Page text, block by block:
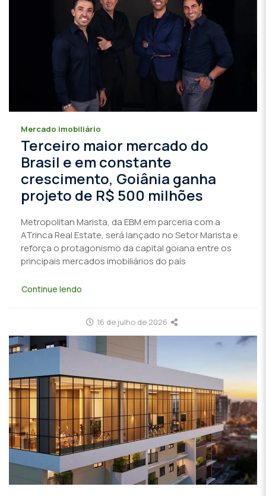
Mercado imobiliário
Terceiro maior mercado do
Brasil e em constante
crescimento, Goiânia ganha
projeto de R$ 500 milhões
Metropolitan Marista, da EBM em parceria com a
ATrinca Real Estate, será lançado no Setor Marista e
reforça o protagonismo da capital goiana entre os
principais mercados imobiliários do país
Continue lendo
16 de julho de 2026